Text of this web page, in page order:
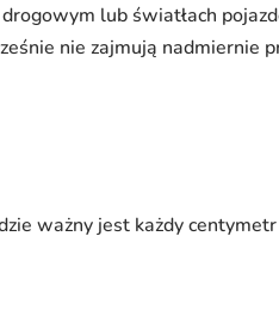
lub światłach
nie zajmują nadmiernie
ważny jest każdy